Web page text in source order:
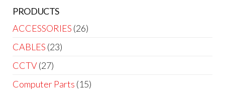
PRODUCTS
ACCESSORIES (26)
CABLES (23)
CCTV(27)
Computer Parts (15)